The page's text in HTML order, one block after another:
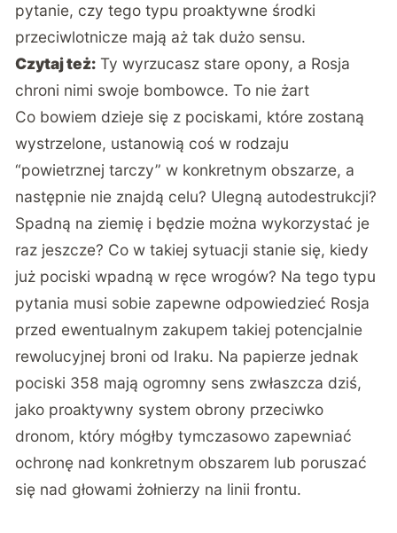
pytanie, czy tego typu proaktywne środki
przeciwlotnicze mają aż tak dużo sensu.
Czytaj też: Ty wyrzucasz stare opony, a Rosja
chroni nimi swoje bombowce. To nie żart
Co bowiem dzieje się z pociskami, które zostaną
wystrzelone, ustanowią coś w rodzaju
“powietrznej tarczy” w konkretnym obszarze, a
następnie nie znajdą celu? Ulegną autodestrukcji?
Spadną na ziemię i będzie można wykorzystać je
raz jeszcze? Co w takiej sytuacji stanie się, kiedy
już pociski wpadną w ręce wrogów? Na tego typu
pytania musi sobie zapewne odpowiedzieć Rosja
przed ewentualnym zakupem takiej potencjalnie
rewolucyjnej broni od Iraku. Na papierze jednak
pociski 358 mają ogromny sens zwłaszcza dziś,
jako proaktywny system obrony przeciwko
dronom, który mógłby tymczasowo zapewniać
ochronę nad konkretnym obszarem lub poruszać
się nad głowami żołnierzy na linii frontu.